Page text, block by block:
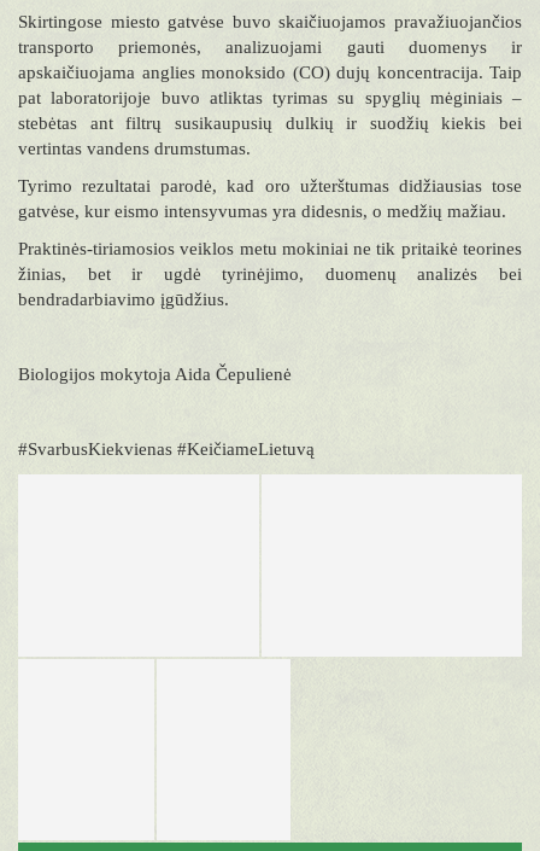
Skirtingose miesto gatvėse buvo skaičiuojamos pravažiuojančios
transporto priemonės, analizuojami gauti duomenys ir
apskaičiuojama anglies monoksido (CO) dujų koncentracija. Taip
pat laboratorijoje buvo atliktas tyrimas su spyglių mėginiais –
stebėtas ant filtrų susikaupusių dulkių ir suodžių kiekis bei
vertintas vandens drumstumas.
Tyrimo rezultatai parodė, kad oro užterštumas didžiausias tose
gatvėse, kur eismo intensyvumas yra didesnis, o medžių mažiau.
Praktinės-tiriamosios veiklos metu mokiniai ne tik pritaikė teorines
žinias, bet ir ugdė tyrinėjimo, duomenų analizės bei
bendradarbiavimo įgūdžius.
Biologijos mokytoja Aida Čepulienė
#SvarbusKiekvienas #KeičiameLietuvą